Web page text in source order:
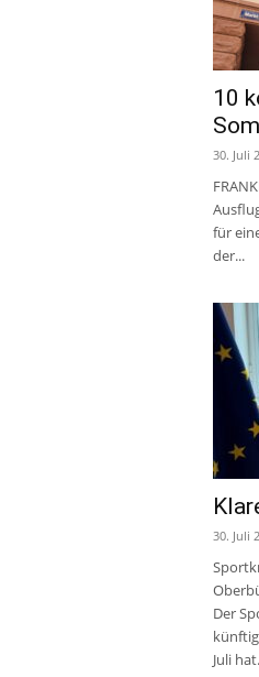
10
30. Juli
für
der...
30. Juli
Der
Juli